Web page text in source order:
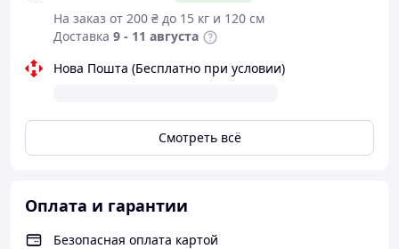
На заказ от 200 ₴ до 15 кг и 120 см
Доставка 9 - 11 августа
Нова Пошта (Бесплатно при условии)
Смотреть всё
Оплата и гарантии
Безопасная оплата картой